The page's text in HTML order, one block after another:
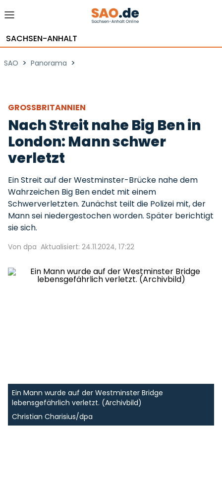
SACHSEN-ANHALT
SAO > Panorama >
GROSSBRITANNIEN
Nach Streit nahe Big Ben in
London: Mann schwer
verletzt
Ein Streit auf der Westminster-Brücke nahe dem
Wahrzeichen Big Ben endet mit einem
Schwerverletzten. Zunächst teilt die Polizei mit, der
Mann sei niedergestochen worden. Später berichtigt
sie sich.
Von dpa Aktualisiert: 24.11.2024, 17:22
Ein Mann wurde auf der Westminster Bridge
lebensgefährlich verletzt. (Archivbild)
Christian Charisius/dpa